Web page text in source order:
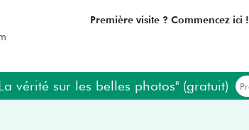
Première visite ? Commencez ici !
vérité sur les belles photos" (gratuit)